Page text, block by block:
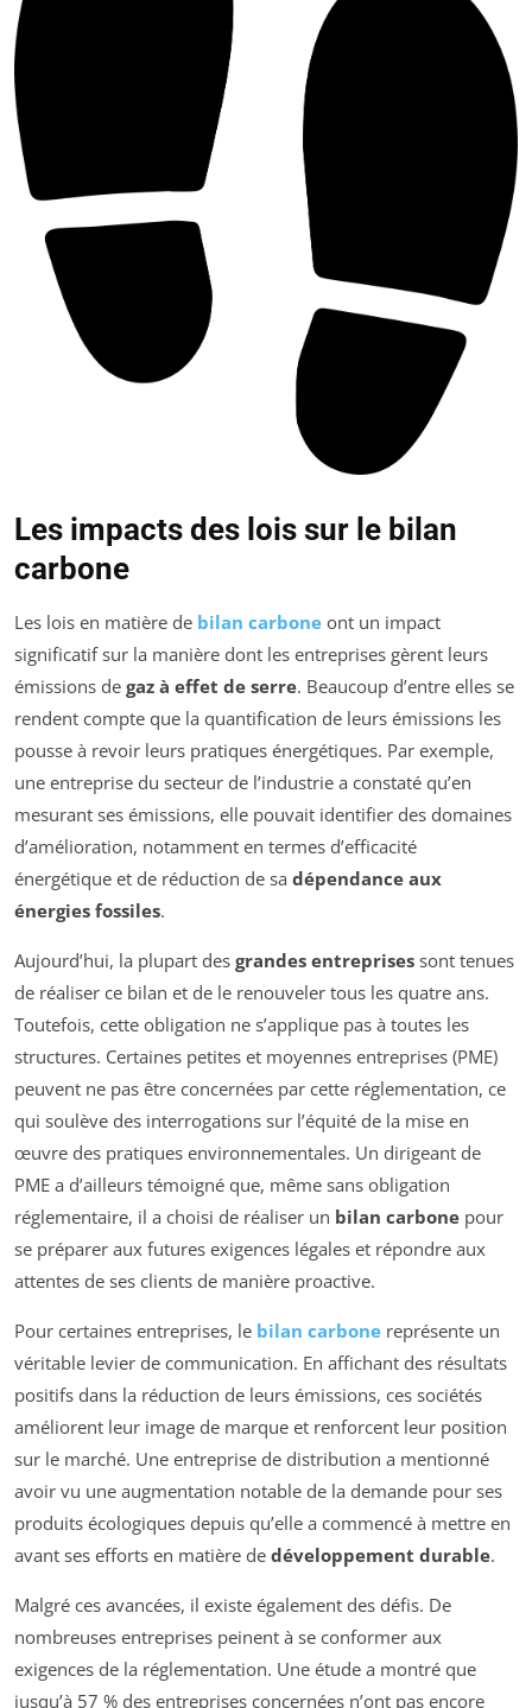
Les impacts des lois sur le bilan
carbone
Les lois en matière de bilan carbone ont un impact
significatif sur la manière dont les entreprises gèrent leurs
émissions de gaz à effet de serre. Beaucoup d’entre elles se
rendent compte que la quantification de leurs émissions les
pousse à revoir leurs pratiques énergétiques. Par exemple,
une entreprise du secteur de l’industrie a constaté qu’en
mesurant ses émissions, elle pouvait identifier des domaines
d’amélioration, notamment en termes d’efficacité
énergétique et de réduction de sa dépendance aux
énergies fossiles.
Aujourd’hui, la plupart des grandes entreprises sont tenues
de réaliser ce bilan et de le renouveler tous les quatre ans.
Toutefois, cette obligation ne s’applique pas à toutes les
structures. Certaines petites et moyennes entreprises (PME)
peuvent ne pas être concernées par cette réglementation, ce
qui soulève des interrogations sur l’équité de la mise en
œuvre des pratiques environnementales. Un dirigeant de
PME a d’ailleurs témoigné que, même sans obligation
réglementaire, il a choisi de réaliser un bilan carbone pour
se préparer aux futures exigences légales et répondre aux
attentes de ses clients de manière proactive.
Pour certaines entreprises, le bilan carbone représente un
véritable levier de communication. En affichant des résultats
positifs dans la réduction de leurs émissions, ces sociétés
améliorent leur image de marque et renforcent leur position
sur le marché. Une entreprise de distribution a mentionné
avoir vu une augmentation notable de la demande pour ses
produits écologiques depuis qu’elle a commencé à mettre en
avant ses efforts en matière de développement durable.
Malgré ces avancées, il existe également des défis. De
nombreuses entreprises peinent à se conformer aux
exigences de la réglementation. Une étude a montré que
jusqu’à 57 % des entreprises concernées n’ont pas encore